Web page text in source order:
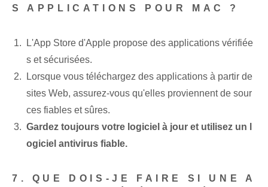
S APPLICATIONS POUR MAC ?
L'App Store d'Apple propose des applications vérifiée
s et sécurisées.
Lorsque vous téléchargez des applications à partir de
sites Web, assurez-vous qu'elles proviennent de sour
ces fiables et sûres.
Gardez toujours votre logiciel à jour et utilisez un l
ogiciel antivirus fiable.
7. QUE DOIS-JE FAIRE SI UNE A